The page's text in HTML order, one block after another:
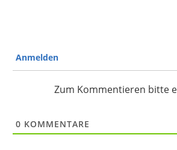
Anmelden
Zum Kommentieren bitte
0 KOMMENTARE